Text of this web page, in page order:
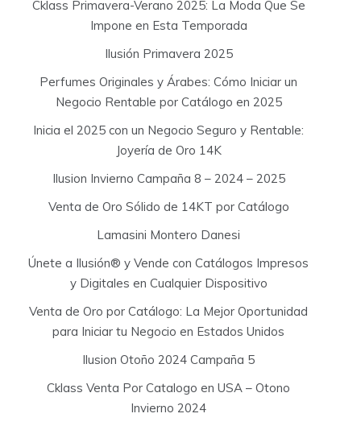
Cklass Primavera-Verano 2025: La Moda Que Se
Impone en Esta Temporada
Ilusión Primavera 2025
Perfumes Originales y Árabes: Cómo Iniciar un
Negocio Rentable por Catálogo en 2025
Inicia el 2025 con un Negocio Seguro y Rentable:
Joyería de Oro 14K
Ilusion Invierno Campaña 8 – 2024 – 2025
Venta de Oro Sólido de 14KT por Catálogo
Lamasini Montero Danesi
Únete a Ilusión® y Vende con Catálogos Impresos
y Digitales en Cualquier Dispositivo
Venta de Oro por Catálogo: La Mejor Oportunidad
para Iniciar tu Negocio en Estados Unidos
Ilusion Otoño 2024 Campaña 5
Cklass Venta Por Catalogo en USA – Otono
Invierno 2024